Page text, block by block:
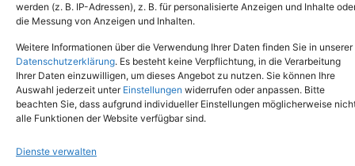
werden (z. B. IP-Adressen), z. B. für personalisierte Anzeigen und Inhalte
die Messung von Anzeigen und Inhalten.
Weitere Informationen über die Verwendung Ihrer Daten finden Sie in unserer
Datenschutzerklärung. Es besteht keine Verpflichtung, in die Verarbeitung
Ihrer Daten einzuwilligen, um dieses Angebot zu nutzen. Sie können Ihre
Auswahl jederzeit unter Einstellungen widerrufen oder anpassen. Bitte
beachten Sie, dass aufgrund individueller Einstellungen möglicherweise
alle Funktionen der Website verfügbar sind.
Dienste verwalten
Copyright © 2024. Alle Rechte vorbehalten.
Tel.: (02651) - 77438info@tierheim-mayen.de
In der Pluns 1, 56727 Mayen